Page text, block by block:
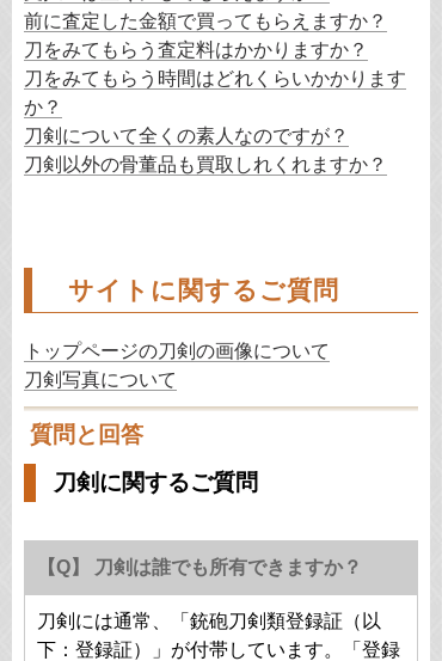
前に査定した金額で買ってもらえますか？
刀をみてもらう査定料はかかりますか？
刀をみてもらう時間はどれくらいかかります
か？
刀剣について全くの素人なのですが？
刀剣以外の骨董品も買取しれくれますか？
サイトに関するご質問
トップページの刀剣の画像について
刀剣写真について
質問と回答
刀剣に関するご質問
【Q】 刀剣は誰でも所有できますか？
刀剣には通常、「銃砲刀剣類登録証（以
下：登録証）」が付帯しています。「登録